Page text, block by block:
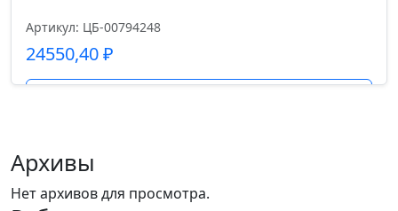
Артикул: ЦБ-00794248
24550,40₽
Архивы
Нет архивов для просмотра.